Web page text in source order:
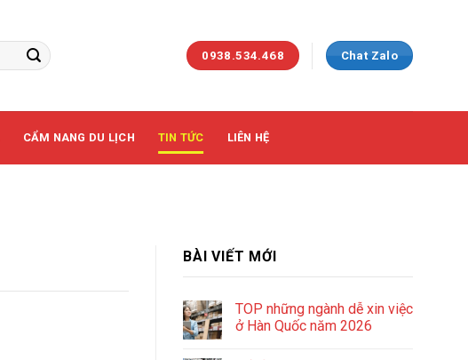
0938.534.468 Chat Zalo
CẨM NANG DU LỊCH TIN TỨC LIÊN HỆ
BÀI VIẾT MỚI
TOP những ngành dễ xin việc
ở Hàn Quốc năm 2026